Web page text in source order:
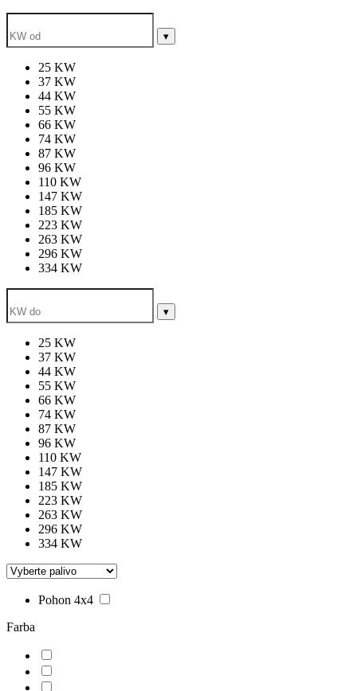
▾
25 KW
37 KW
44 KW
55 KW
66 KW
74 KW
87 KW
96 KW
110 KW
147 KW
185 KW
223 KW
263 KW
296 KW
334 KW
▾
25 KW
37 KW
44 KW
55 KW
66 KW
74 KW
87 KW
96 KW
110 KW
147 KW
185 KW
223 KW
263 KW
296 KW
334 KW
Pohon 4x4
Farba